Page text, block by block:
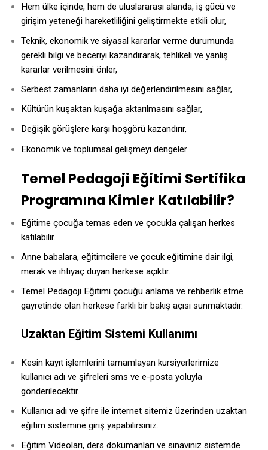
Hem ülke içinde, hem de uluslararası alanda, iş gücü ve
girişim yeteneği hareketliliğini geliştirmekte etkili olur,
Teknik, ekonomik ve siyasal kararlar verme durumunda
gerekli bilgi ve beceriyi kazandırarak, tehlikeli ve yanlış
kararlar verilmesini önler,
Serbest zamanların daha iyi değerlendirilmesini sağlar,
Kültürün kuşaktan kuşağa aktarılmasını sağlar,
Değişik görüşlere karşı hoşgörü kazandırır,
Ekonomik ve toplumsal gelişmeyi dengeler
Temel Pedagoji Eğitimi Sertifika
Programına Kimler Katılabilir?
Eğitime çocuğa temas eden ve çocukla çalışan herkes
katılabilir.
Anne babalara, eğitimcilere ve çocuk eğitimine dair ilgi,
merak ve ihtiyaç duyan herkese açıktır.
Temel Pedagoji Eğitimi çocuğu anlama ve rehberlik etme
gayretinde olan herkese farklı bir bakış açısı sunmaktadır.
Uzaktan Eğitim Sistemi Kullanımı
Kesin kayıt işlemlerini tamamlayan kursiyerlerimize
kullanıcı adı ve şifreleri sms ve e-posta yoluyla
gönderilecektir.
Kullanıcı adı ve şifre ile internet sitemiz üzerinden uzaktan
eğitim sistemine giriş yapabilirsiniz.
Eğitim Videoları, ders dokümanları ve sınavınız sistemde